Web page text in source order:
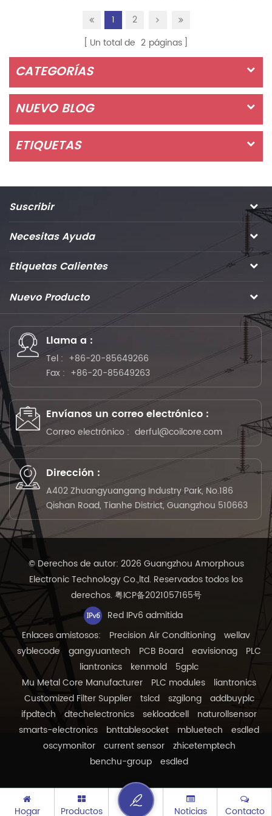
normalmente. · Cthw1-36 con a 36mm Tamaño del agujero
1
2
Un total de 2 páginas
CATEGORÍAS
NUEVO BLOG
ETIQUETAS
Suscribir
Necesitas Ayuda
Etiquetas Calientes
Nuevo Producto
Llama a :
Tel : +86-20-85649266
Fax : +86-20-85649263
Envíanos un correo electrónico :
Correo electrónico : derful@coilcore.com
Dirección :
A402 Zhuangyuangang Industry Park, No.186
Qishan Road, Tianhe District, Guangzhou 510663
© Derechos de autor: 2026 Guangzhou Amorphous
Electronic Technology Co.,ltd. Reservados todos los
derechos.粤ICP备2021057165号
Red IPv6 admitida
Enlaces amistosos:
Precision Air Conditioning
wellav
syblecode
gangyuantech PCB Board eavisionag
PLC
liantronics
kenmold
5gplc
Mu Metal Core Manufacturer
PLC modules
liantronics
Customized Filter Supplier
tslcd szgilong
addbuyplc
ifpdtech
dtechelectronics sekloadcell
naturollsensor
smarts-electronics
bnttablesocket mbluetech
esdled
oscymonitor
current sensor
zhicetemptech
benchu-group
esdled
Hogar Productos Noticias Contacto